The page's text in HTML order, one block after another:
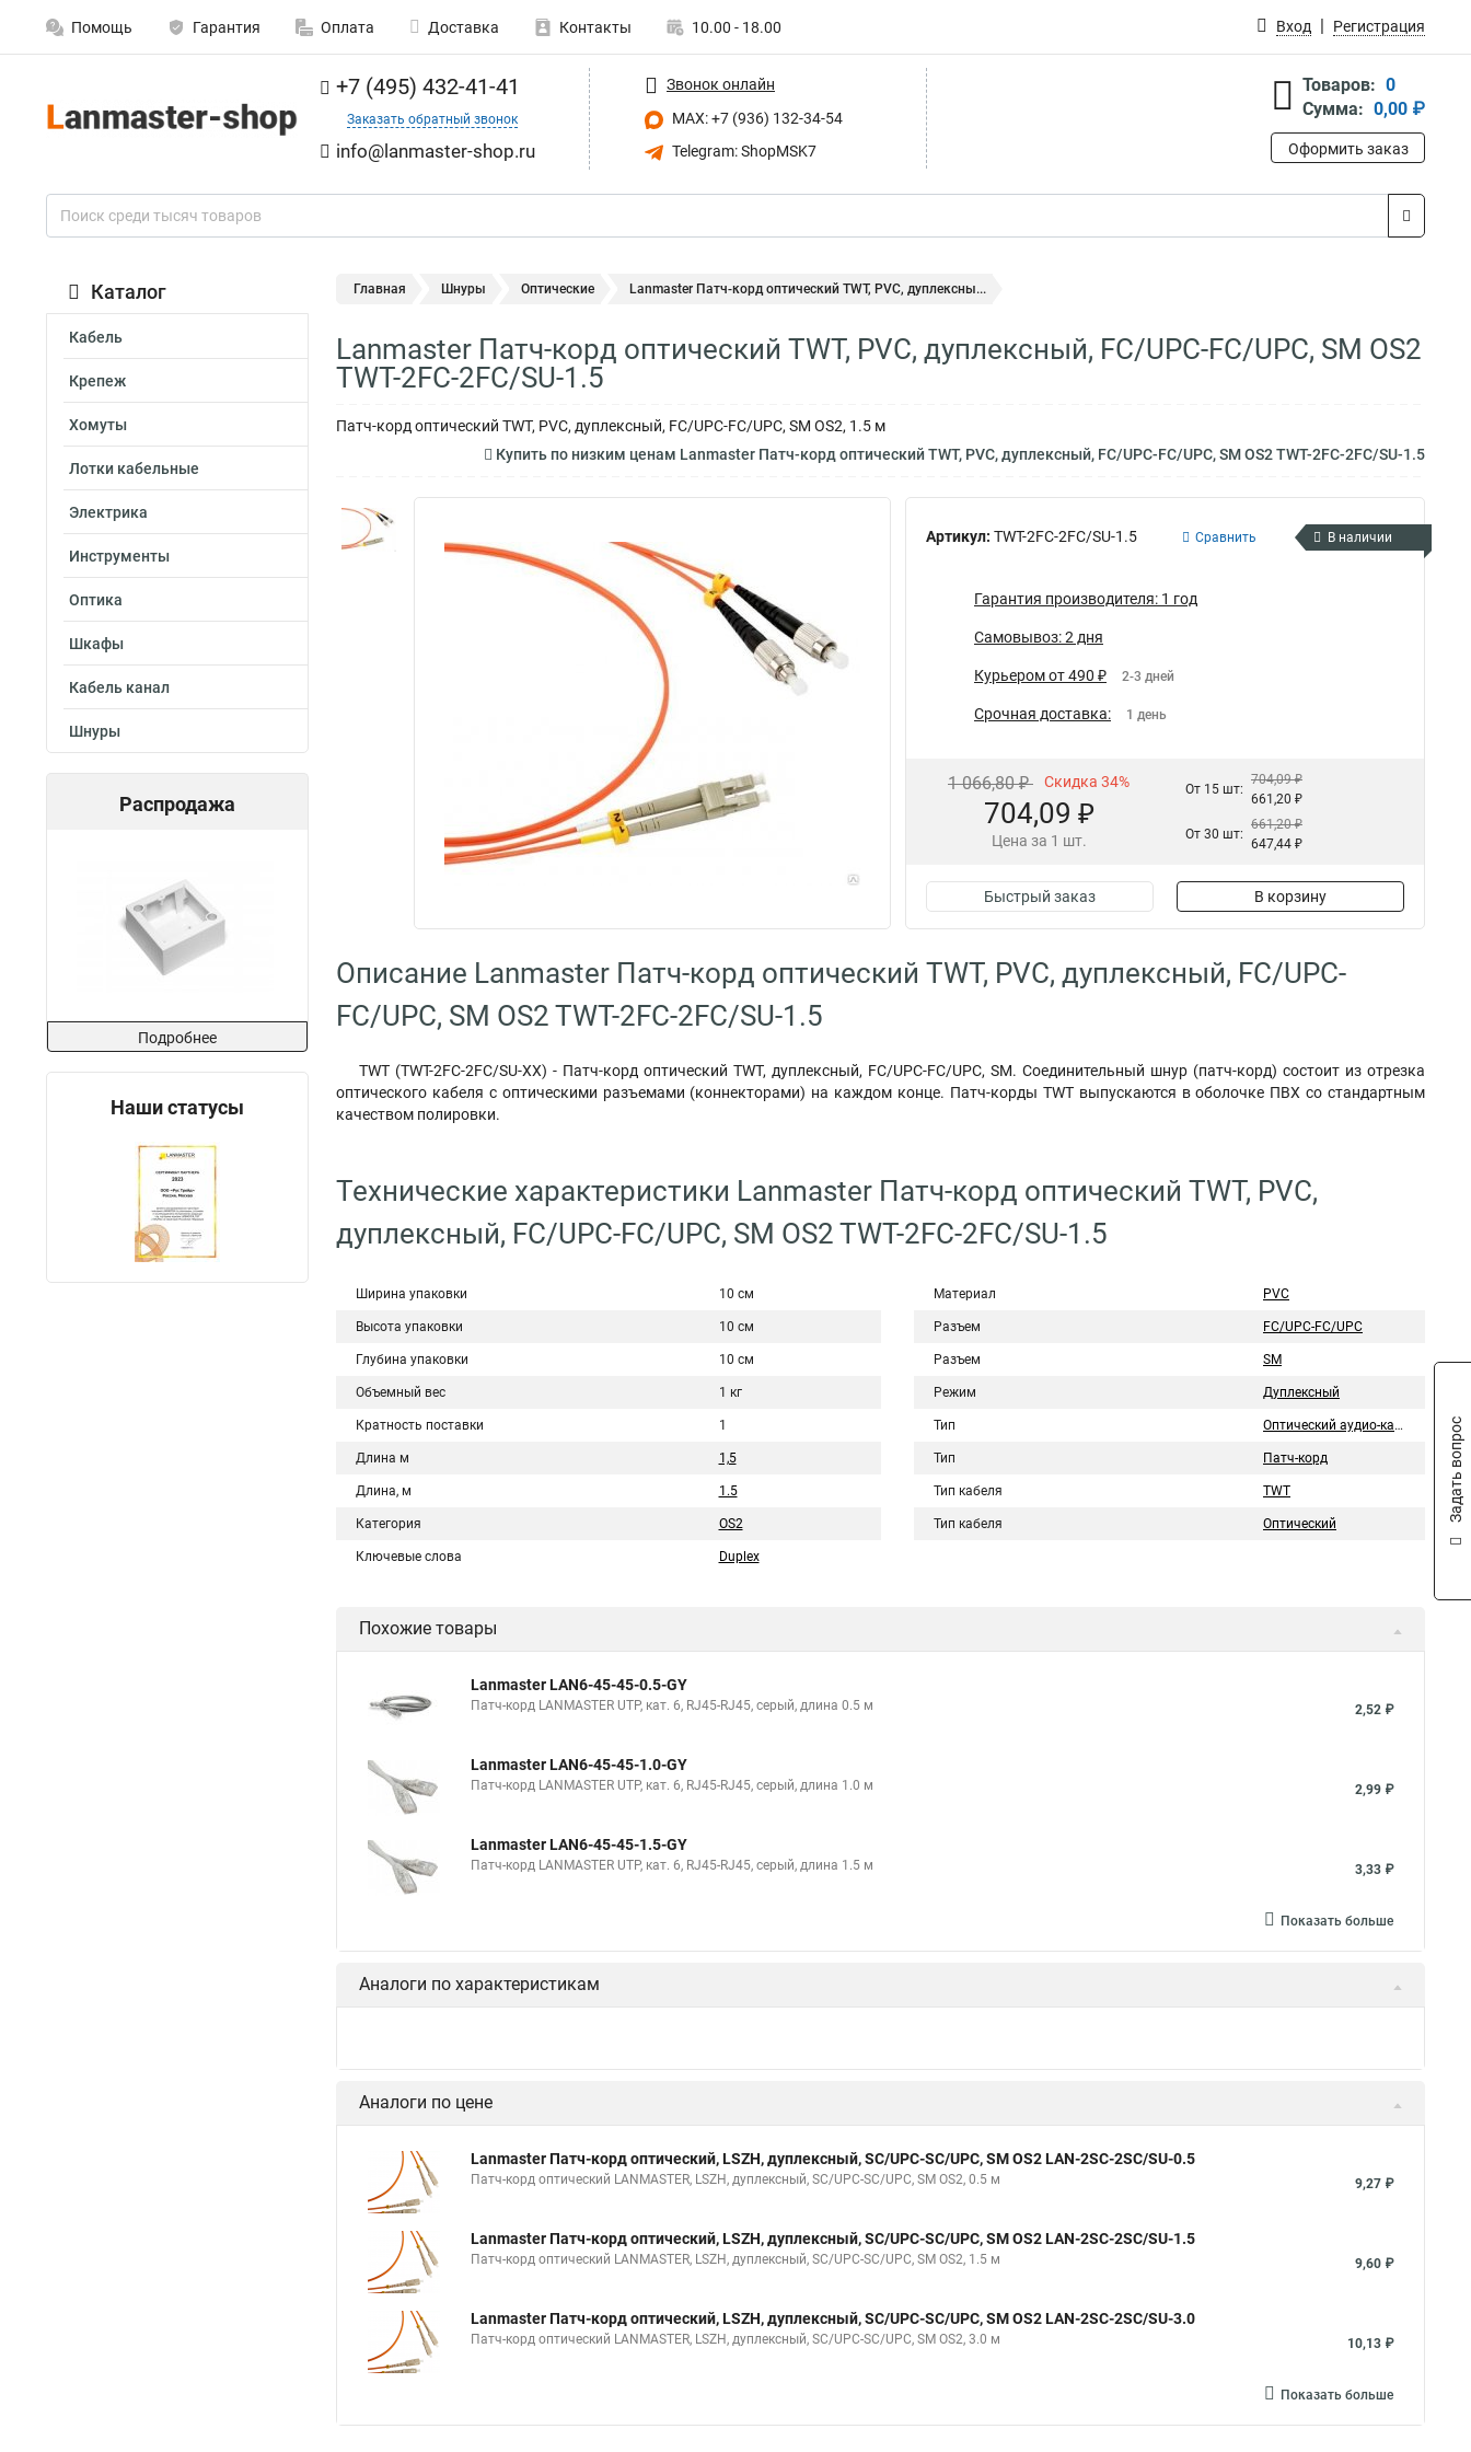
Помощь Гарантия Оплата Доставка Контакты 10.00 - 18.00 Вход Регистрация
+7 (495) 432-41-41
Заказать обратный звонок
info@lanmaster-shop.ru
Звонок онлайн
MAX: +7 (936) 132-34-54
Telegram: ShopMSK7
Товаров: 0
Сумма: 0,00 ₽
Оформить заказ
Каталог
Кабель
Крепеж
Хомуты
Лотки кабельные
Электрика
Инструменты
Оптика
Шкафы
Кабель канал
Шнуры
Распродажа
Подробнее
Наши статусы
Главная Шнуры Оптические Lanmaster Патч-корд оптический TWT, PVC, дуплексны...
Lanmaster Патч-корд оптический TWT, PVC, дуплексный, FC/UPC-FC/UPC, SM OS2
TWT-2FC-2FC/SU-1.5
Патч-корд оптический TWT, PVC, дуплексный, FC/UPC-FC/UPC, SM OS2, 1.5 м
Купить по низким ценам Lanmaster Патч-корд оптический TWT, PVC, дуплексный, FC/UPC-FC/UPC, SM OS2 TWT-2FC-2FC/SU-1.5
Артикул: TWT-2FC-2FC/SU-1.5 Сравнить В наличии
Гарантия производителя: 1 год
Самовывоз: 2 дня
Курьером от 490 ₽ 2-3 дней
Срочная доставка: 1 день
1 066,80 ₽ Скидка 34%
704,09 ₽
Цена за 1 шт.
От 15 шт:
704,09 ₽
661,20 ₽
От 30 шт:
661,20 ₽
647,44 ₽
Быстрый заказ В корзину
Описание Lanmaster Патч-корд оптический TWT, PVC, дуплексный, FC/UPC-
FC/UPC, SM OS2 TWT-2FC-2FC/SU-1.5
TWT (TWT-2FC-2FC/SU-XX) - Патч-корд оптический TWT, дуплексный, FC/UPC-FC/UPC, SM. Соединительный шнур (патч-корд) состоит из отрезка
оптического кабеля с оптическими разъемами (коннекторами) на каждом конце. Патч-корды TWT выпускаются в оболочке ПВХ со стандартным
качеством полировки.
Технические характеристики Lanmaster Патч-корд оптический TWT, PVC,
дуплексный, FC/UPC-FC/UPC, SM OS2 TWT-2FC-2FC/SU-1.5
Ширина упаковки 10 см
Высота упаковки 10 см
Глубина упаковки 10 см
Объемный вес 1 кг
Кратность поставки 1
Длина м 1,5
Длина, м 1.5
Категория OS2
Ключевые слова Duplex
Материал PVC
Разъем FC/UPC-FC/UPC
Разъем SM
Режим Дуплексный
Тип Оптический аудио-кабель
Тип Патч-корд
Тип кабеля TWT
Тип кабеля Оптический
Похожие товары
Lanmaster LAN6-45-45-0.5-GY
Патч-корд LANMASTER UTP, кат. 6, RJ45-RJ45, серый, длина 0.5 м 2,52 ₽
Lanmaster LAN6-45-45-1.0-GY
Патч-корд LANMASTER UTP, кат. 6, RJ45-RJ45, серый, длина 1.0 м 2,99 ₽
Lanmaster LAN6-45-45-1.5-GY
Патч-корд LANMASTER UTP, кат. 6, RJ45-RJ45, серый, длина 1.5 м 3,33 ₽
Показать больше
Аналоги по характеристикам
Аналоги по цене
Lanmaster Патч-корд оптический, LSZH, дуплексный, SC/UPC-SC/UPC, SM OS2 LAN-2SC-2SC/SU-0.5
Патч-корд оптический LANMASTER, LSZH, дуплексный, SC/UPC-SC/UPC, SM OS2, 0.5 м 9,27 ₽
Lanmaster Патч-корд оптический, LSZH, дуплексный, SC/UPC-SC/UPC, SM OS2 LAN-2SC-2SC/SU-1.5
Патч-корд оптический LANMASTER, LSZH, дуплексный, SC/UPC-SC/UPC, SM OS2, 1.5 м 9,60 ₽
Lanmaster Патч-корд оптический, LSZH, дуплексный, SC/UPC-SC/UPC, SM OS2 LAN-2SC-2SC/SU-3.0
Патч-корд оптический LANMASTER, LSZH, дуплексный, SC/UPC-SC/UPC, SM OS2, 3.0 м 10,13 ₽
Показать больше
Задать вопрос